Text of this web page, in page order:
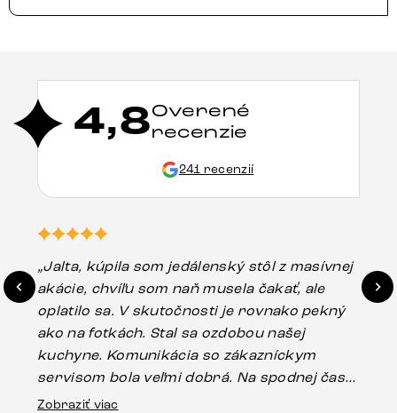
4,8Overené
recenzie
241 recenzií
„Jalta, kúpila som jedálenský stôl z masívnej
akácie, chvíľu som naň musela čakať, ale
oplatilo sa. V skutočnosti je rovnako pekný
ako na fotkách. Stal sa ozdobou našej
kuchyne. Komunikácia so zákazníckym
servisom bola veľmi dobrá. Na spodnej časti
stola bolo malé poškodenie, pravdepodobne
Zobraziť viac